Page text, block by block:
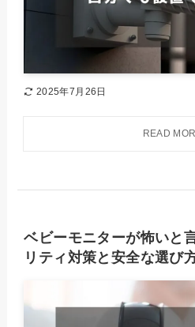
2025年7月26日
ベビーモニターが怖いと
リティ対策と安全な選び